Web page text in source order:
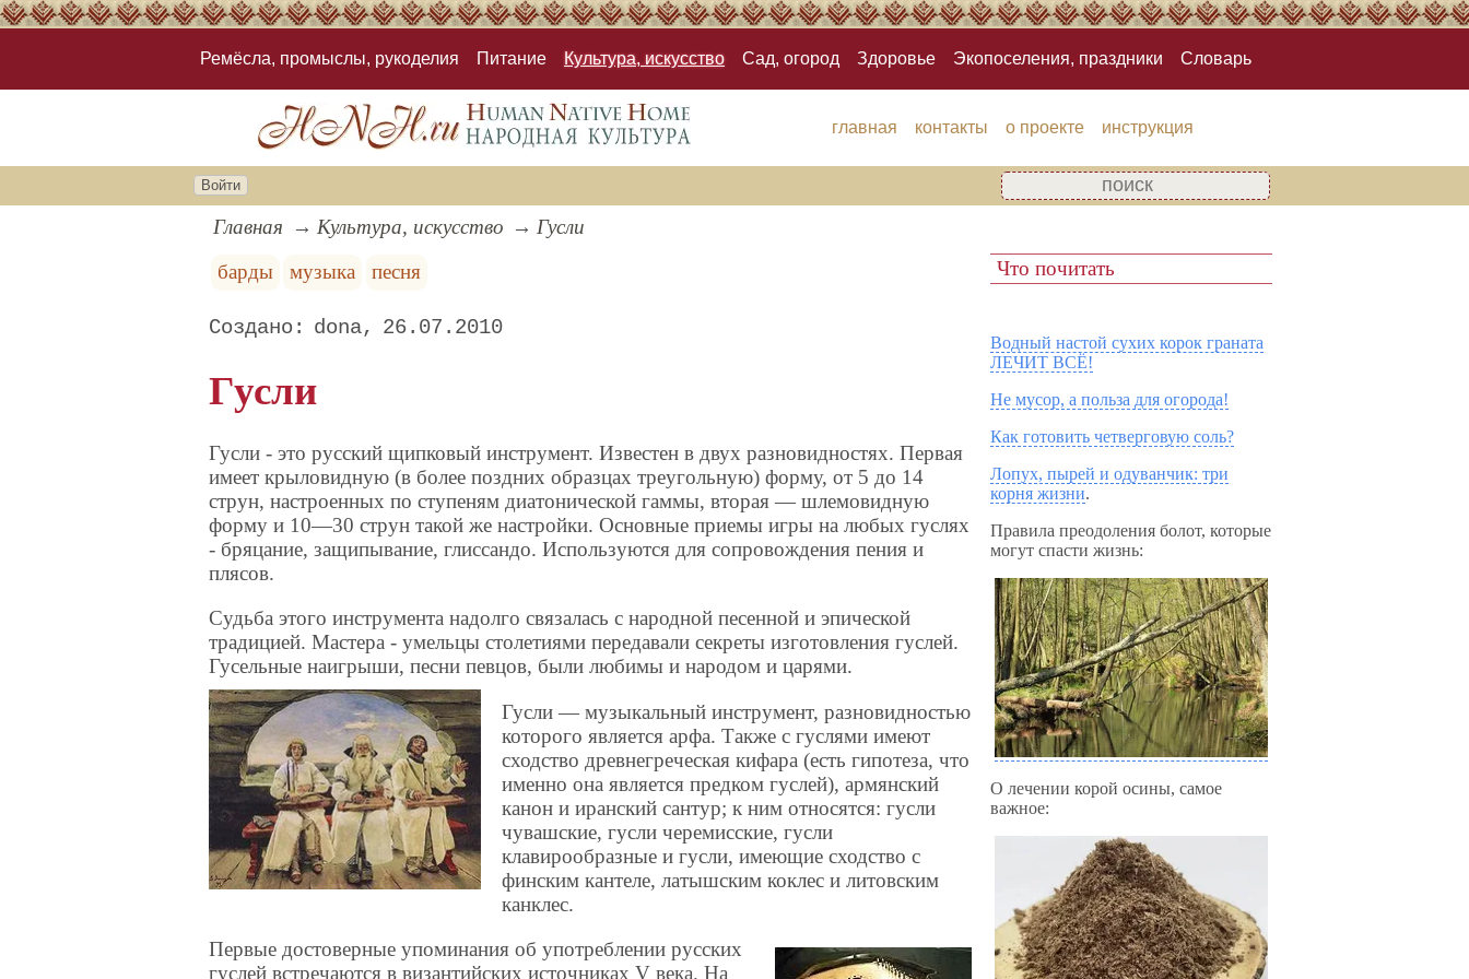
Ремёсла, промыслы, рукоделия Питание Культура, искусство Сад, огород Здоровье Экопоселения, праздники Словарь
главная контакты о проекте инструкция
Войти
Главная Культура, искусство
Гусли
барды
музыка песня
dona 26.07.2010
Гусли
Гусли - это русский щипковый инструмент. Известен в двух разновидностях. Первая
имеет крыловидную (в более поздних образцах треугольную) форму, от 5 до 14
струн, настроенных по ступеням диатонической гаммы, вторая — шлемовидную
форму и 10—30 струн такой же настройки. Основные приемы игры на любых гуслях
- бряцание, защипывание, глиссандо. Используются для сопровождения пения и
плясов.
Судьба этого инструмента надолго связалась с народной песенной и эпической
традицией. Мастера - умельцы столетиями передавали секреты изготовления гуслей.
Гусельные наигрыши, песни певцов, были любимы и народом и царями.
Гусли — музыкальный инструмент, разновидностью
которого является арфа. Также с гуслями имеют
сходство древнегреческая кифара (есть гипотеза, что
именно она является предком гуслей), армянский
канон и иранский сантур; к ним относятся: гусли
чувашские, гусли черемисские, гусли
клавирообразные и гусли, имеющие сходство с
финским кантеле, латышским коклес и литовским
канклес.
Первые достоверные упоминания об употреблении русских
гуслей встречаются в византийских источниках V века. На
Что почитать
Водный настой сухих корок граната
ЛЕЧИТ ВСЁ!
Не мусор, а польза для огорода!
Как готовить четверговую соль?
Лопух, пырей и одуванчик: три
корня жизни.
Правила преодоления болот, которые
могут спасти жизнь:
О лечении корой осины, самое
важное: